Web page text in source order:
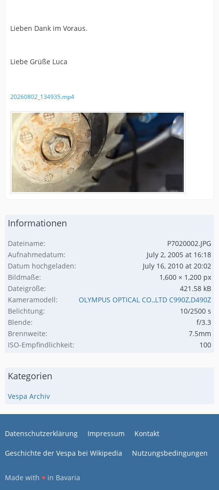
Lieben Dank im Voraus.
Liebe Grüße Luca
20260802_134935.mp4
Informationen
Dateiname
P7020002.JPG
Aufnahmedatum
July 2, 2005 at 16:18
Datum hochgeladen
July 16, 2010 at 20:02
Bildmaße
1,600 × 1,200 px
Dateigröße
421.58 kB
Kameramodell
OLYMPUS OPTICAL CO.,LTD C990Z,D490Z
Belichtung
10/2500 s
Blende
f/3.3
Brennweite
7.5mm
ISO-Empfindlichkeit
100
Kategorien
Vespa Archiv
Datenschutzerklärung Impressum Kontakt
Geschichte der Vespa bei Wikipedia Nutzungsbedingungen
Made with ♥ in Bavaria